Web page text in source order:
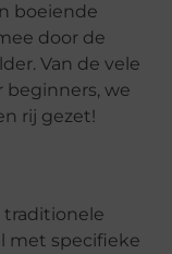
boeiende
door de
Van de vele
beginners, we
rij gezet!
traditionele
met specifieke